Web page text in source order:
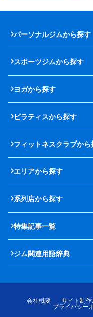
パーソナルジムから探す
スポーツジムから探す
ヨガから探す
ピラティスから探す
フィットネスクラブから
エリアから探す
系列店から探す
特集記事一覧
ジム関連用語辞典
会社概要 サイト制
プライバシー